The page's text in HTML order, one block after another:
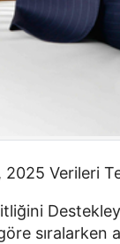
2025 Verileri
sıralarken